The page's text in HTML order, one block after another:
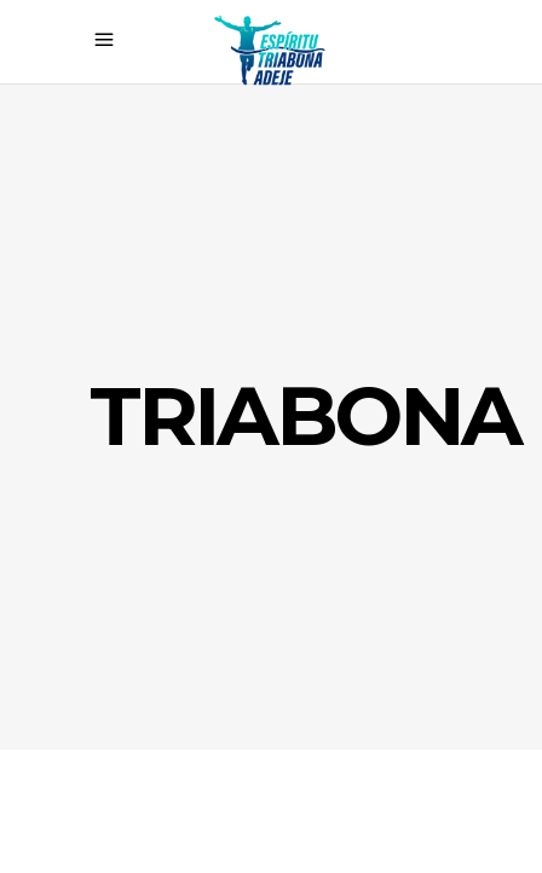
TRIABONA